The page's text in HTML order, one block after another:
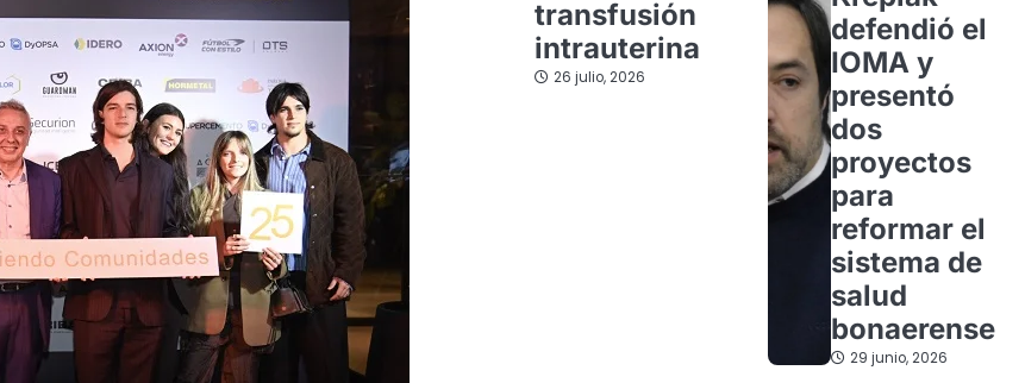
transfusión
intrauterina
26 julio, 2026
defendió el
IOMA y
presentó
dos
proyectos
para
reformar el
sistema de
salud
bonaerense
29 junio, 2026